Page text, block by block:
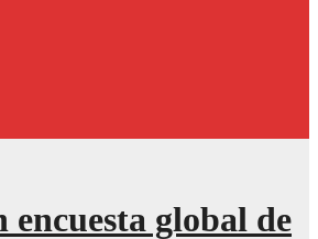
encuesta global de